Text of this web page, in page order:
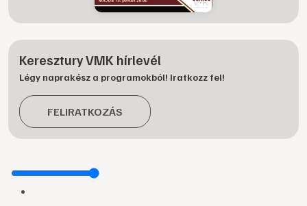
Keresztury VMK hírlevél
Légy naprakész a programokból! Iratkozz fel!
FELIRATKOZÁS